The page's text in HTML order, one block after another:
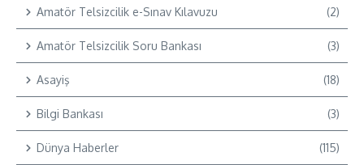
Amatör Telsizcilik e-Sınav Kılavuzu (2)
Amatör Telsizcilik Soru Bankası (3)
Asayiş (18)
Bilgi Bankası (3)
Dünya Haberler (115)